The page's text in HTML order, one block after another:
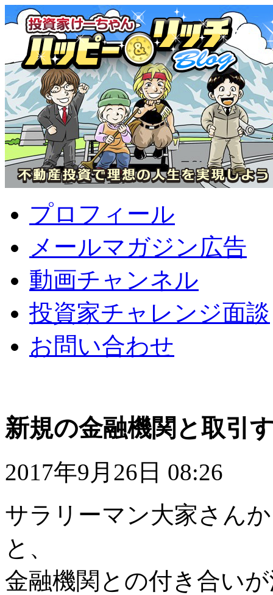
プロフィール
メールマガジン広告
動画チャンネル
投資家チャレンジ面談
お問い合わせ
新規の金融機関と取引
2017年9月26日 08:26
サラリーマン大家さん
と、
金融機関との付き合い